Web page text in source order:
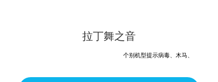
拉丁舞之音
个别机型提示病毒、木马、危险，均